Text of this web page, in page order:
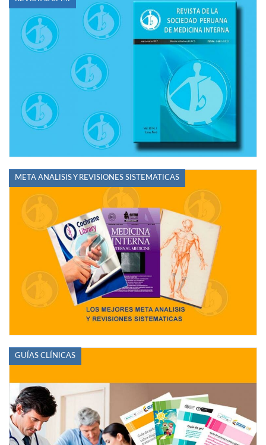
META ANALISIS Y REVISIONES SISTEMATICAS
GUÍAS CLÍNICAS